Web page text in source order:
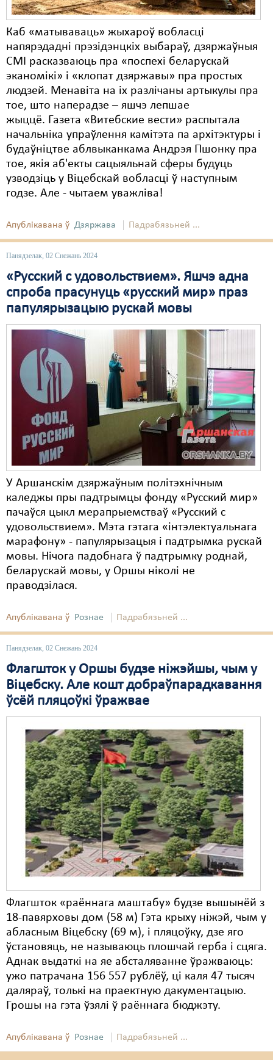
Каб «матываваць» жыхароў вобласці
напярэдадні прэзідэнцкіх выбараў, дзяржаўныя
СМІ расказваюць пра «поспехі беларускай
эканомікі» і «клопат дзяржавы» пра простых
людзей. Менавіта на іх разлічаны артыкулы пра
тое, што наперадзе – яшчэ лепшае
жыццё. Газета «Витебские вести» распытала
начальніка упраўлення камітэта па архітэктуры і
будаўніцтве аблвыканкама Андрэя Пшонку пра
тое, якія аб'екты сацыяльнай сферы будуць
узводзіць у Віцебскай вобласці ў наступным
годзе. Але - чытаем уважліва!
Апублікавана ў Дзяржава Падрабязьней ...
Панядзелак, 02 Снежань 2024
«Русский с удовольствием». Яшчэ адна
спроба прасунуць «русский мир» праз
папулярызацыю рускай мовы
У Аршанскім дзяржаўным політэхнічным
каледжы пры падтрымцы фонду «Русский мир»
пачаўся цыкл мерапрыемстваў «Русский с
удовольствием». Мэта гэтага «інтэлектуальнага
марафону» - папулярызацыя і падтрымка рускай
мовы. Нічога падобнага ў падтрымку роднай,
беларускай мовы, у Оршы ніколі не
праводзілася.
Апублікавана ў Рознае Падрабязьней ...
Панядзелак, 02 Снежань 2024
Флагшток у Оршы будзе ніжэйшы, чым у
Віцебску. Але кошт добраўпарадкавання
ўсёй пляцоўкі ўражвае
Флагшток «раённага маштабу» будзе вышынёй з
18-павярховы дом (58 м) Гэта крыху ніжэй, чым у
абласным Віцебску (69 м), і пляцоўку, дзе яго
ўстановяць, не называюць плошчай герба і сцяга.
Аднак выдаткі на яе абсталяванне ўражваюць:
ужо патрачана 156 557 рублёў, ці каля 47 тысяч
даляраў, толькі на праектную дакументацыю.
Грошы на гэта ўзялі ў раённага бюджэту.
Апублікавана ў Рознае Падрабязьней ...